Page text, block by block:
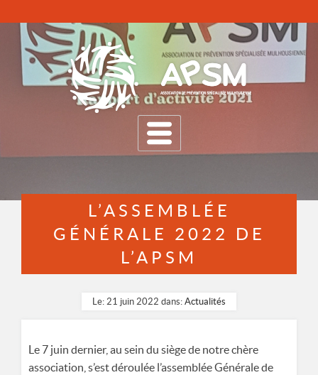
8 RUE DES CASTORS 68200 MULHOUSE
L’ASSEMBLÉE
GÉNÉRALE 2022 DE
L’APSM
Le: 21 juin 2022 dans: Actualités
Le 7 juin dernier, au sein du siège de notre chère
association, s’est déroulée l’assemblée Générale de